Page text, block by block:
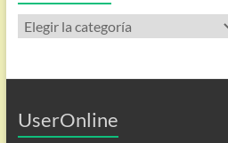
Categorías
UserOnline